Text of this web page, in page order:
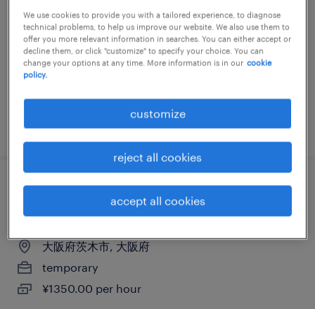
軽・普通車、普通免許、準中型免許
大阪府茨木市, 大阪府
temporary
¥1500.00 per hour
posted 29 july 2026
物流・ロジスティクスのフォークリフト、
仕分け・ピッキング・梱包、入出荷
大阪府茨木市, 大阪府
temporary
¥1350.00 per hour
We use cookies to provide you with a tailored experience, to diagnose
technical problems, to help us improve our website. We also use them to
offer you more relevant information in searches. You can either accept or
decline them, or click "customize" to specify your choice. You can
change your options at any time. More information is in our cookie
policy.
customize
reject all cookies
accept all cookies